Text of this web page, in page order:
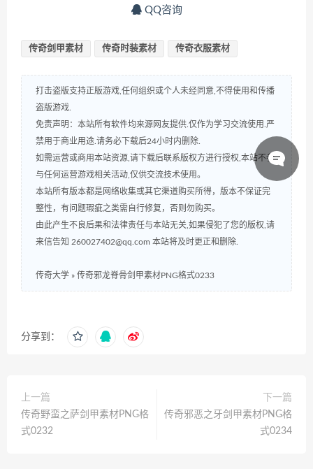
QQ咨询
传奇剑甲素材 传奇时装素材 传奇衣服素材
打击盗版支持正版游戏,任何组织或个人未经同意,不得使用和传播
盗版游戏.
免责声明：本站所有软件均来源网友提供.仅作为学习交流使用.严
禁用于商业用途.请务必下载后24小时内删除.
如需运营或商用本站资源,请下载后联系版权方进行授权,本站不参
与任何运营游戏相关活动,仅供交流技术使用。
本站所有版本都是网络收集或其它渠道购买所得，版本不保证完
整性，有问题瑕疵之类需自行修复，否则勿购买。
由此产生不良后果和法律责任与本站无关,如果侵犯了您的版权,请
来信告知 260027402@qq.com 本站将及时更正和删除.
传奇大学 » 传奇邪龙脊骨剑甲素材PNG格式0233
分享到：
上一篇
传奇野蛮之萨剑甲素材PNG格
式0232
下一篇
传奇邪恶之牙剑甲素材PNG格
式0234